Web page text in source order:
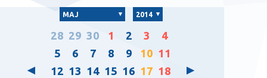
MAJ 2014
28 29 30 1 2 3
4
5
6 7 8 9 10 11
12 13 14 15 16 17 18